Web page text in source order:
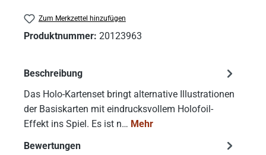
Zum Merkzettel hinzufügen
Produktnummer: 20123963
Beschreibung
Das Holo-Kartenset bringt alternative Illustrationen
der Basiskarten mit eindrucksvollem Holofoil-
Effekt ins Spiel. Es ist n… Mehr
Bewertungen